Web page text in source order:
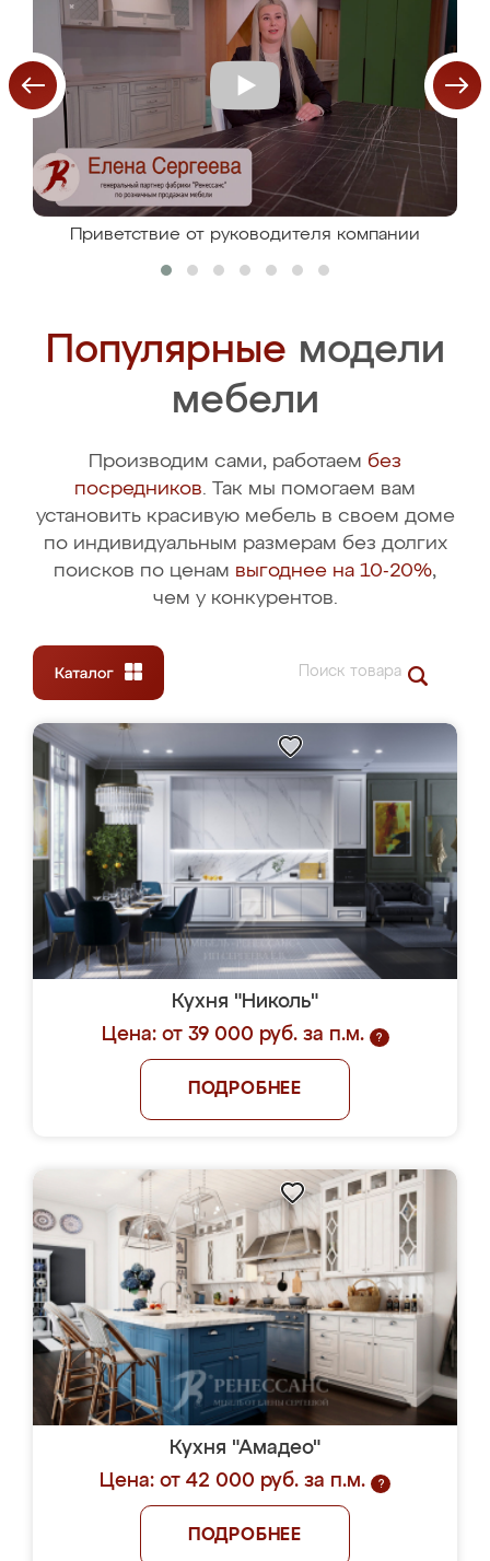
Приветствие от руководителя компании
Популярные модели
мебели
Производим сами, работаем без
посредников. Так мы помогаем вам
установить красивую мебель в своем доме
по индивидуальным размерам без долгих
поисков по ценам выгоднее на 10-20%,
чем у конкурентов.
Кухня "Николь"
Цена: от 39 000 руб. за п.м.
?
ПОДРОБНЕЕ
Кухня "Амадео"
Цена: от 42 000 руб. за п.м.
?
ПОДРОБНЕЕ